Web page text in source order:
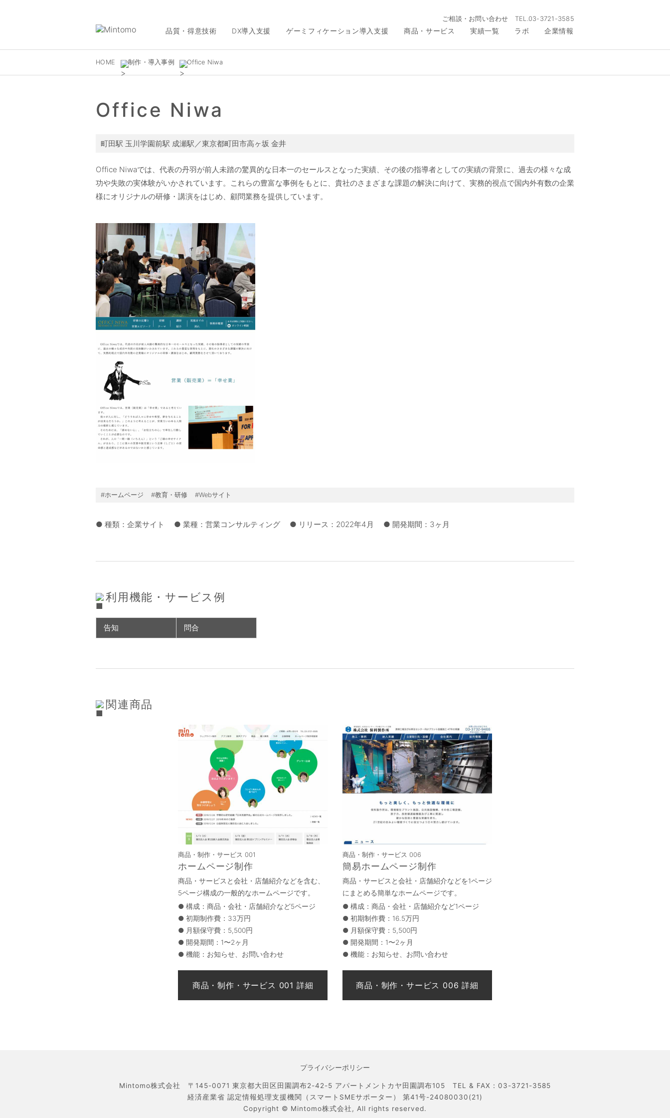
ご相談・お問い合わせ TEL.03-3721-3585
品質・得意技術 DX導入支援 ゲーミフィケーション導入支援 商品・サービス 実績一覧 ラボ 企業情報
HOME 制作・導入事例 Office Niwa
Office Niwa
町田駅 玉川学園前駅 成瀬駅／東京都町田市高ヶ坂 金井
Office Niwaでは、代表の丹羽が前人未踏の驚異的な日本一のセールスとなった実績、その後の指導者としての実績の背景に、過去の様々な成
功や失敗の実体験がいかされています。これらの豊富な事例をもとに、貴社のさまざまな課題の解決に向けて、実務的視点で国内外有数の企業
様にオリジナルの研修・講演をはじめ、顧問業務を提供しています。
#ホームページ #教育・研修 #Webサイト
● 種類：企業サイト ● 業種：営業コンサルティング ● リリース：2022年4月 ● 開発期間：3ヶ月
利用機能・サービス例
告知 問合
関連商品
商品・制作・サービス 001
ホームページ制作
商品・サービスと会社・店舗紹介などを含む、
5ページ構成の一般的なホームページです。
● 構成：商品・会社・店舗紹介など5ページ
● 初期制作費：33万円
● 月額保守費：5,500円
● 開発期間：1〜2ヶ月
● 機能：お知らせ、お問い合わせ
商品・制作・サービス 006
簡易ホームページ制作
商品・サービスと会社・店舗紹介などを1ページ
にまとめる簡単なホームページです。
● 構成：商品・会社・店舗紹介など1ページ
● 初期制作費：16.5万円
● 月額保守費：5,500円
● 開発期間：1〜2ヶ月
● 機能：お知らせ、お問い合わせ
プライバシーポリシー
Mintomo株式会社 〒145-0071 東京都大田区田園調布2-42-5 アパートメントカヤ田園調布105 TEL & FAX：03-3721-3585
経済産業省 認定情報処理支援機関（スマートSMEサポーター） 第41号-24080030(21)
Copyright © Mintomo株式会社, All rights reserved.